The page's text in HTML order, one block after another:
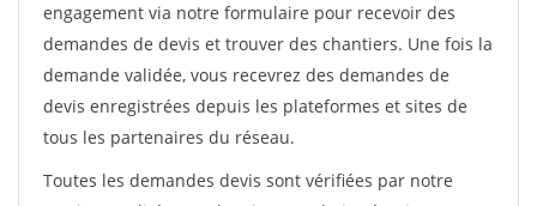
engagement via notre formulaire pour recevoir des
demandes de devis et trouver des chantiers. Une fois la
demande validée, vous recevrez des demandes de
devis enregistrées depuis les plateformes et sites de
tous les partenaires du réseau.
Toutes les demandes devis sont vérifiées par notre